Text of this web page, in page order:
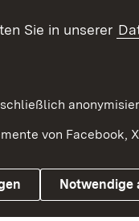
Sie in unserer
von
Notwendige